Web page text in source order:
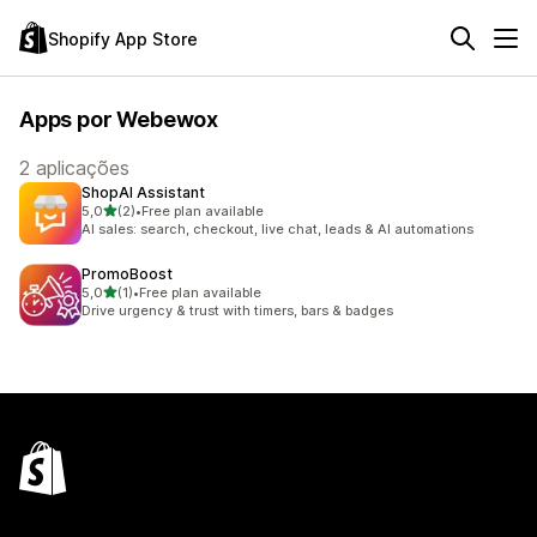
Shopify App Store
Apps por Webewox
2 aplicações
ShopAI Assistant
5,0de 5 estrelas
(2)
2 total de avaliações
•Free plan available
AI sales: search, checkout, live chat, leads & AI automations
PromoBoost
5,0de 5 estrelas
(1)
1 total de avaliações
•Free plan available
Drive urgency & trust with timers, bars & badges